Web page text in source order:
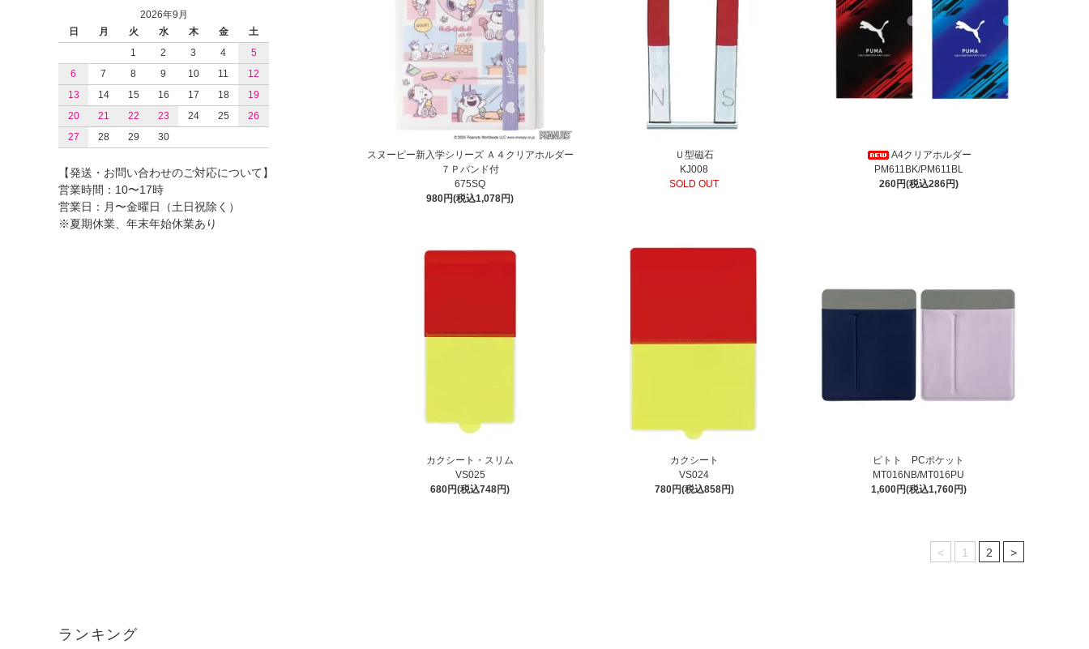
スヌーピー新入学シリーズ Ａ４クリアホルダー
７Ｐバンド付
675SQ
980円(税込1,078円)
Ｕ型磁石
KJ008
SOLD OUT
A4クリアホルダー
PM611BK/PM611BL
260円(税込286円)
カクシート・スリム
VS025
680円(税込748円)
カクシート
VS024
780円(税込858円)
ピトト PCポケット
MT016NB/MT016PU
1,600円(税込1,760円)
< 1 2 >
2026年9月
日
月 火 水 木 金
土
1
2 3 4
5
6
7 8 9 10 11
12
13
14 15 16 17 18
19
20
21 22 23 24 25
26
27
28 29 30
【発送・お問い合わせのご対応について】
営業時間：10〜17時
営業日：月〜金曜日（土日祝除く）
※夏期休業、年末年始休業あり
ランキング